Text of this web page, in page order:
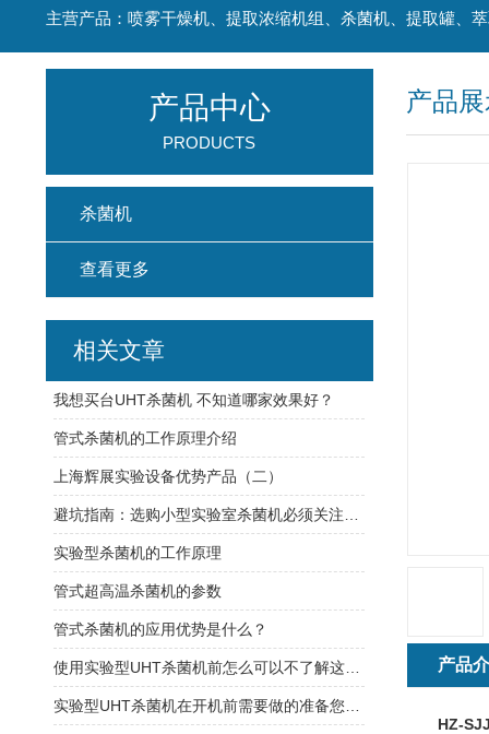
产品
产品
HZ-
产品中心
PRODUCTS
杀菌机
查看更多
相关文章
我想买台UHT杀菌机 不知道哪家效果好？
管式杀菌机的工作原理介绍
上海辉展实验设备优势产品（二）
实验型杀菌机的工作原理
管式超高温杀菌机的参数
管式杀菌机的应用优势是什么？